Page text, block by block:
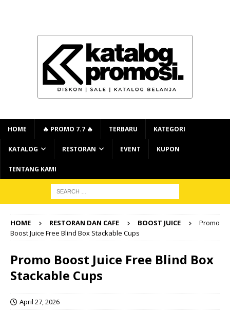
HOME 🔥 PROMO 7.7 🔥 TERBARU KATEGORI
KATALOG RESTORAN EVENT KUPON
TENTANG KAMI
HOME RESTORAN DAN CAFE BOOST JUICE
Promo
Boost Juice Free Blind Box Stackable Cups
Promo Boost Juice Free Blind Box
Stackable Cups
April 27, 2026